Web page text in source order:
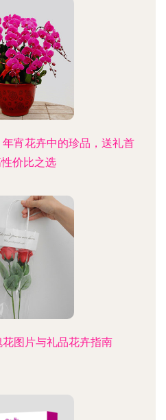
年宵花卉中的珍品，送礼首
价比之选
图片与礼品花卉指南